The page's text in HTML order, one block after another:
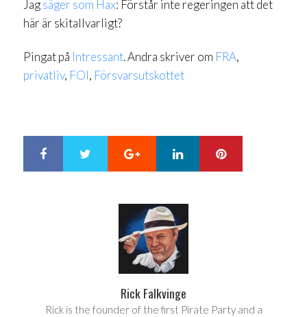
Jagsäger som Hax: Förstår inte regeringen att det
här är skitallvarligt?
Pingat på Intressant. Andra skriver om FRA,
privatliv, FOI, Försvarsutskottet
Google+ LinkedIn
Rick Falkvinge
Rick is the founder of the first Pirate Party and a